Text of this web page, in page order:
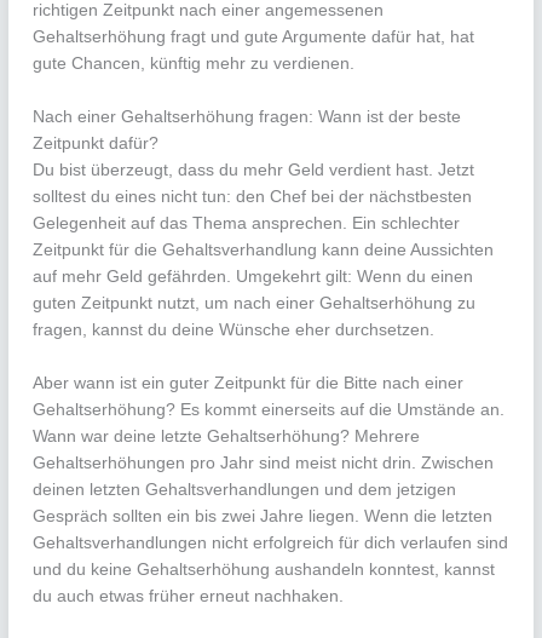
richtigen Zeitpunkt nach einer angemessenen
Gehaltserhöhung fragt und gute Argumente dafür hat, hat
gute Chancen, künftig mehr zu verdienen.
Nach einer Gehaltserhöhung fragen: Wann ist der beste
Zeitpunkt dafür?
Du bist überzeugt, dass du mehr Geld verdient hast. Jetzt
solltest du eines nicht tun: den Chef bei der nächstbesten
Gelegenheit auf das Thema ansprechen. Ein schlechter
Zeitpunkt für die Gehaltsverhandlung kann deine Aussichten
auf mehr Geld gefährden. Umgekehrt gilt: Wenn du einen
guten Zeitpunkt nutzt, um nach einer Gehaltserhöhung zu
fragen, kannst du deine Wünsche eher durchsetzen.
Aber wann ist ein guter Zeitpunkt für die Bitte nach einer
Gehaltserhöhung? Es kommt einerseits auf die Umstände an.
Wann war deine letzte Gehaltserhöhung? Mehrere
Gehaltserhöhungen pro Jahr sind meist nicht drin. Zwischen
deinen letzten Gehaltsverhandlungen und dem jetzigen
Gespräch sollten ein bis zwei Jahre liegen. Wenn die letzten
Gehaltsverhandlungen nicht erfolgreich für dich verlaufen sind
und du keine Gehaltserhöhung aushandeln konntest, kannst
du auch etwas früher erneut nachhaken.